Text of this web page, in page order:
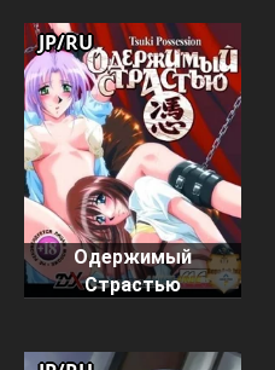
Одержимый
Страстью
JP/RU